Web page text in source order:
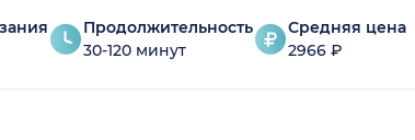
Продолжительность
30-120 минут
Средняя цена
2966 ₽